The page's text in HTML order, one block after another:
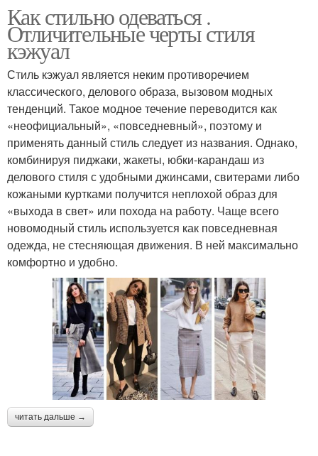
Как стильно одеваться .
Отличительные черты стиля
кэжуал
Стиль кэжуал является неким противоречием
классического, делового образа, вызовом модных
тенденций. Такое модное течение переводится как
«неофициальный», «повседневный», поэтому и
применять данный стиль следует из названия. Однако,
комбинируя пиджаки, жакеты, юбки-карандаш из
делового стиля с удобными джинсами, свитерами либо
кожаными куртками получится неплохой образ для
«выхода в свет» или похода на работу. Чаще всего
новомодный стиль используется как повседневная
одежда, не стесняющая движения. В ней максимально
комфортно и удобно.
читать дальше →